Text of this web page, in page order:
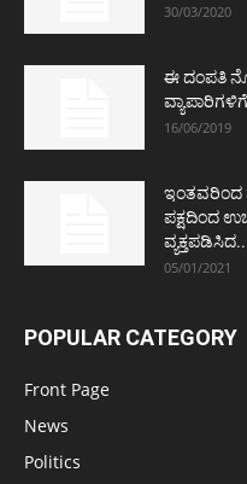
30/03/2020
ಈ ದಂಪತಿ
16/06/2019
ಇಂತವರಿಂದ
ಪಕ್ಷದಿಂದ
05/01/2021
POPULAR CATEGORY
Front Page
News
Politics